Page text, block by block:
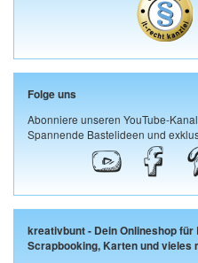
Folge uns
Abonniere unseren YouTube-
Spannende Bastelideen und
kreativbunt - Dein Onlineshop
Scrapbooking, Karten und vieles